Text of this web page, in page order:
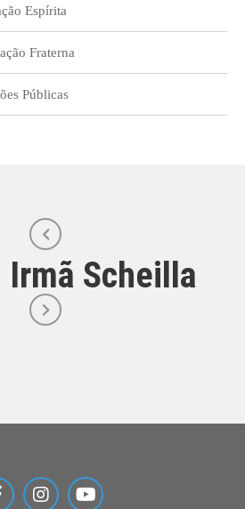
Espírita
Fraterna
Públicas
Irmã Scheilla